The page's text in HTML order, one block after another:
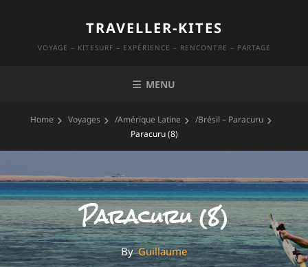
content
TRAVELLER-KITES
VOYAGE – KITESURF – EXPÉRIENCE – RENCONTRE – PARTAGE
MENU
Home Voyages /Amérique Latine /Brésil – Paracuru
Paracuru (8)
Paracuru (8)
By
By Guillaume